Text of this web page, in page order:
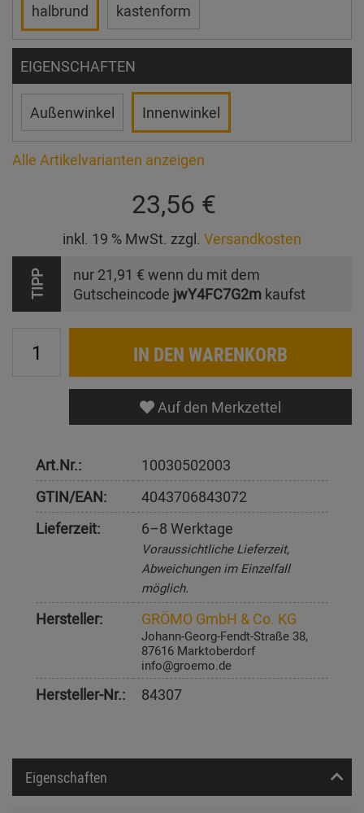
halbrund kastenform
EIGENSCHAFTEN
Außenwinkel Innenwinkel
Alle Artikelvarianten anzeigen
23,56 €
inkl. 19 % MwSt. zzgl. Versandkosten
TIPP nur 21,91 € wenn du mit dem
Gutscheincode jwY4FC7G2m kaufst
IN DEN WARENKORB
Auf den Merkzettel
Art.Nr.:
10030502003
GTIN/EAN:
4043706843072
Lieferzeit:
6–8 Werktage
Voraussichtliche Lieferzeit,
Abweichungen im Einzelfall
möglich.
Hersteller: GRÖMO GmbH & Co. KG
Johann-Georg-Fendt-Straße 38,
87616 Marktoberdorf
info@groemo.de
Hersteller-Nr.: 84307
Eigenschaften